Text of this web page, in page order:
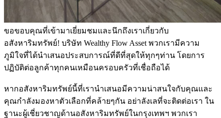
ขอขอบคุณที่เข้ามาเยี่ยมชมและนึกถึงเราเกี่ยวกับ
อสังหาริมทรัพย์! บริษัท Wealthy Flow Asset พวกเรามีความ
ภูมิใจที่ได้นำเสนอประสบการณ์ที่ดีที่สุดให้ทุกๆท่าน โดยการ
ปฏิบัติต่อลูกค้าทุกคนเหมือนครอบครัวที่เชื่อถือได้
หากอสังหาริมทรัพย์นี้ที่เรานำเสนอมีความน่าสนใจกับคุณและ
คุณกำลังมองหาตัวเลือกที่คล้ายๆกัน อย่าลังเลที่จะติดต่อเรา ใน
ฐานะผู้เชี่ยวชาญด้านอสังหาริมทรัพย์ในกรุงเทพฯ พวกเรา